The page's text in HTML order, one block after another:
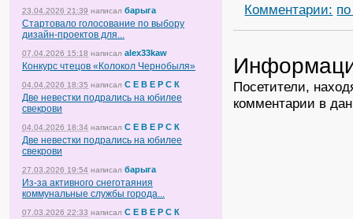
23.04.2026 21:39 написал барыга
Стартовало голосование по выбору
дизайн-проектов для...
07.04.2026 15:18 написал alex33kaw
Конкурс чтецов «Колокол Чернобыля»
04.04.2026 18:35 написал С Е В Е Р С К
Две невестки подрались на юбилее
свекрови
04.04.2026 18:34 написал С Е В Е Р С К
Две невестки подрались на юбилее
свекрови
27.03.2026 19:54 написал барыга
Из-за активного снеготаяния
коммунальные службы города...
07.03.2026 22:33 написал С Е В Е Р С К
Комментарии:
Посетители,
комментарии в